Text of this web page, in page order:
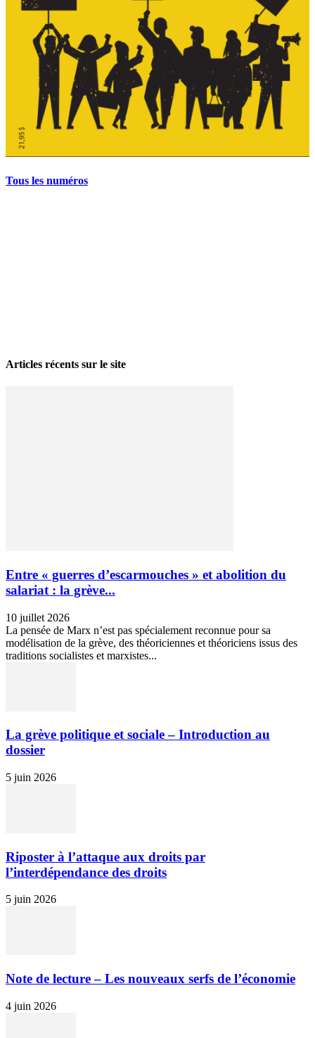
Tous les numéros
Articles récents sur le site
Entre « guerres d’escarmouches » et abolition du
salariat : la grève...
10 juillet 2026
La pensée de Marx n’est pas spécialement reconnue pour sa
modélisation de la grève, des théoriciennes et théoriciens issus des
traditions socialistes et marxistes...
La grève politique et sociale – Introduction au
dossier
5 juin 2026
Riposter à l’attaque aux droits par
l’interdépendance des droits
5 juin 2026
Note de lecture – Les nouveaux serfs de l’économie
4 juin 2026